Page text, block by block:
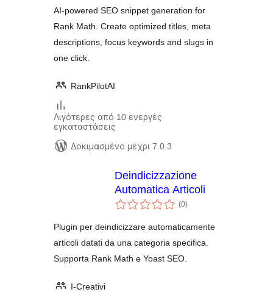
AI-powered SEO snippet generation for
Rank Math. Create optimized titles, meta
descriptions, focus keywords and slugs in
one click.
RankPilotAI
Λιγότερες από 10 ενεργές
εγκαταστάσεις
Δοκιμασμένο μέχρι 7.0.3
Deindicizzazione
Automatica Articoli
(0αξιολογήσεις
σύνολο
)
Plugin per deindicizzare automaticamente
articoli datati da una categoria specifica.
Supporta Rank Math e Yoast SEO.
I-Creativi